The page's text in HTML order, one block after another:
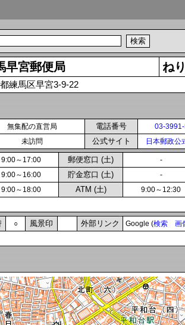
早宮郵便局 ね
練馬区早宮3-9-22
無集配の直営局 電話番号 03-
未訪問 公式サイト 日本郵政公
9:00～17:00 郵便窓口 (土) -
9:00～16:00 貯金窓口 (土) -
9:00～18:00 ATM (土) 9:00～12:30
○ 風景印 外部リンク Google (検索 画